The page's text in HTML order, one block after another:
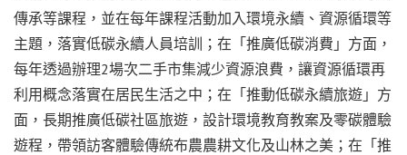
傳承等課程，並在每年課程活動加入環境永續、資源循環等
主題，落實低碳永續人員培訓；在「推廣低碳消費」方面，
每年透過辦理2場次二手市集減少資源浪費，讓資源循環再
利用概念落實在居民生活之中；在「推動低碳永續旅遊」方
面，長期推廣低碳社區旅遊，設計環境教育教案及零碳體驗
遊程，帶領訪客體驗傳統布農農耕文化及山林之美；在「推